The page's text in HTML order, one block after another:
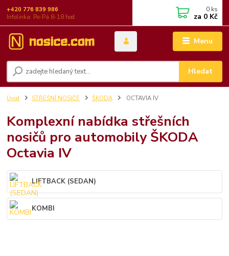
Menu
Hledat
+420 776 839 986
Infolinka: Po-Pá 8-18 hod.
0 ks
za 0 Kč
Úvod STŘEŠNÍ NOSIČE ŠKODA OCTAVIA IV
Komplexní nabídka střešních
nosičů pro automobily ŠKODA
Octavia IV
LIFTBACK (SEDAN)
KOMBI